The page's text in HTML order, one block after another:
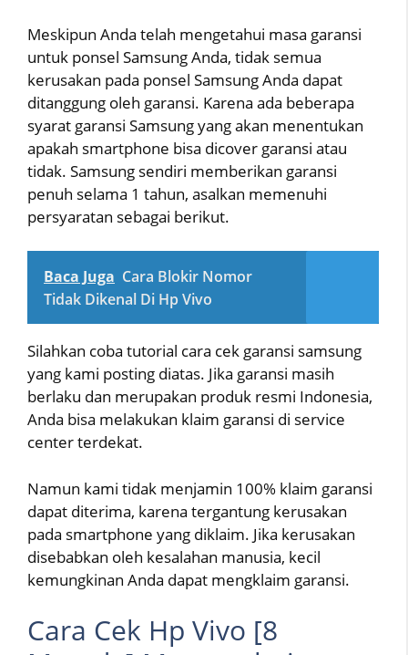
Meskipun Anda telah mengetahui masa garansi
untuk ponsel Samsung Anda, tidak semua
kerusakan pada ponsel Samsung Anda dapat
ditanggung oleh garansi. Karena ada beberapa
syarat garansi Samsung yang akan menentukan
apakah smartphone bisa dicover garansi atau
tidak. Samsung sendiri memberikan garansi
penuh selama 1 tahun, asalkan memenuhi
persyaratan sebagai berikut.
Baca Juga Cara Blokir Nomor
Tidak Dikenal Di Hp Vivo
Silahkan coba tutorial cara cek garansi samsung
yang kami posting diatas. Jika garansi masih
berlaku dan merupakan produk resmi Indonesia,
Anda bisa melakukan klaim garansi di service
center terdekat.
Namun kami tidak menjamin 100% klaim garansi
dapat diterima, karena tergantung kerusakan
pada smartphone yang diklaim. Jika kerusakan
disebabkan oleh kesalahan manusia, kecil
kemungkinan Anda dapat mengklaim garansi.
Cara Cek Hp Vivo [8